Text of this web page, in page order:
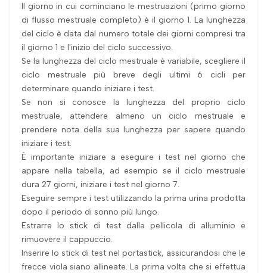
Il giorno in cui cominciano le mestruazioni (primo giorno
di flusso mestruale completo) è il giorno 1. La lunghezza
del ciclo è data dal numero totale dei giorni compresi tra
il giorno 1 e l'inizio del ciclo successivo.
Se la lunghezza del ciclo mestruale è variabile, scegliere il
ciclo mestruale più breve degli ultimi 6 cicli per
determinare quando iniziare i test.
Se non si conosce la lunghezza del proprio ciclo
mestruale, attendere almeno un ciclo mestruale e
prendere nota della sua lunghezza per sapere quando
iniziare i test.
È importante iniziare a eseguire i test nel giorno che
appare nella tabella, ad esempio se il ciclo mestruale
dura 27 giorni, iniziare i test nel giorno 7.
Eseguire sempre i test utilizzando la prima urina prodotta
dopo il periodo di sonno più lungo.
Estrarre lo stick di test dalla pellicola di alluminio e
rimuovere il cappuccio.
Inserire lo stick di test nel portastick, assicurandosi che le
frecce viola siano allineate. La prima volta che si effettua